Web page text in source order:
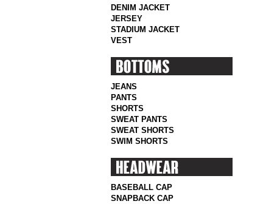
DENIM JACKET
JERSEY
STADIUM JACKET
VEST
JEANS
PANTS
SHORTS
SWEAT PANTS
SWEAT SHORTS
SWIM SHORTS
BASEBALL CAP
SNAPBACK CAP